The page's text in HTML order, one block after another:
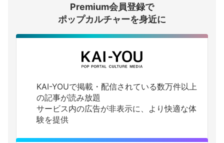
ログインする
Premium会員登録で
ポップカルチャーを身近に
KAI-YOUで掲載・配信されている数万件以上
の記事が読み放題
サービス内の広告が非表示に、より快適な体
験を提供